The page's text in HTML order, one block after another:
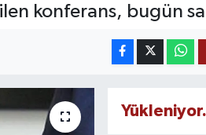
konferans, bugün